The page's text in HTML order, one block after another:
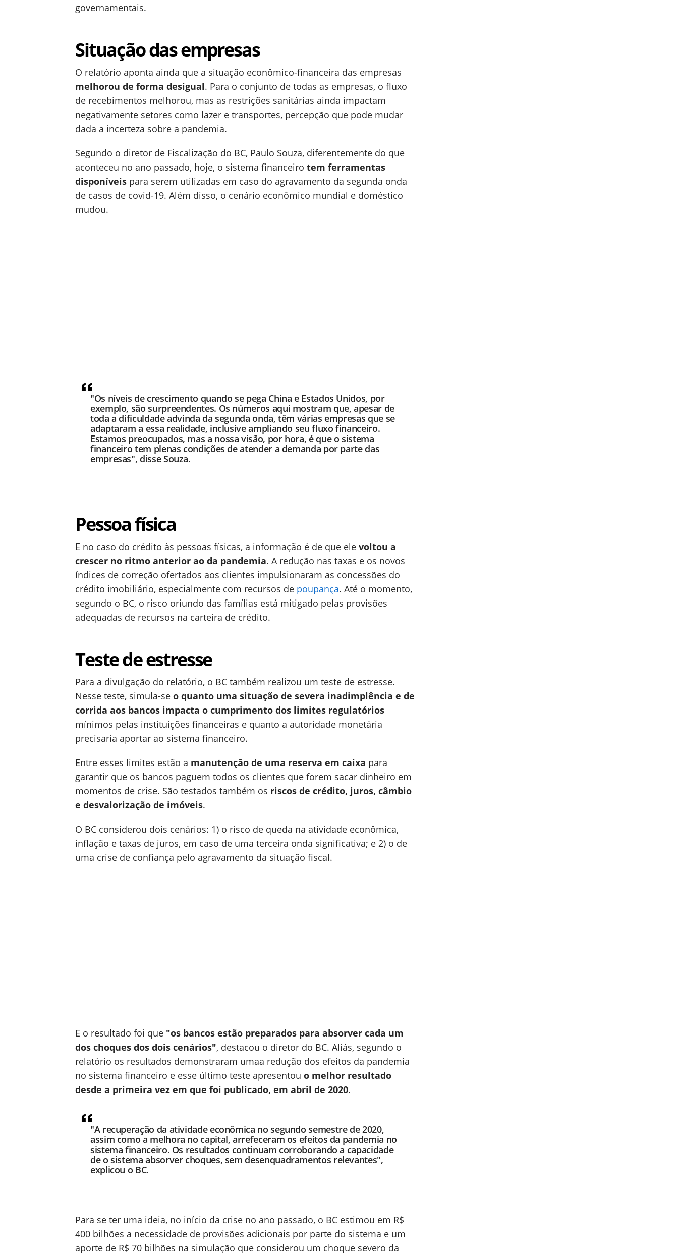
governamentais.
Situação das empresas
O relatório aponta ainda que a situação econômico-financeira das empresas
melhorou de forma desigual. Para o conjunto de todas as empresas, o fluxo
de recebimentos melhorou, mas as restrições sanitárias ainda impactam
negativamente setores como lazer e transportes, percepção que pode mudar
dada a incerteza sobre a pandemia.
Segundo o diretor de Fiscalização do BC, Paulo Souza, diferentemente do que
aconteceu no ano passado, hoje, o sistema financeiro tem ferramentas
disponíveis para serem utilizadas em caso do agravamento da segunda onda
de casos de covid-19. Além disso, o cenário econômico mundial e doméstico
mudou.
"Os níveis de crescimento quando se pega China e Estados Unidos, por
exemplo, são surpreendentes. Os números aqui mostram que, apesar de
toda a dificuldade advinda da segunda onda, têm várias empresas que se
adaptaram a essa realidade, inclusive ampliando seu fluxo financeiro.
Estamos preocupados, mas a nossa visão, por hora, é que o sistema
financeiro tem plenas condições de atender a demanda por parte das
empresas", disse Souza.
Pessoa física
E no caso do crédito às pessoas físicas, a informação é de que ele voltou a
crescer no ritmo anterior ao da pandemia. A redução nas taxas e os novos
índices de correção ofertados aos clientes impulsionaram as concessões do
crédito imobiliário, especialmente com recursos de poupança. Até o momento,
segundo o BC, o risco oriundo das famílias está mitigado pelas provisões
adequadas de recursos na carteira de crédito.
Teste de estresse
Para a divulgação do relatório, o BC também realizou um teste de estresse.
Nesse teste, simula-se o quanto uma situação de severa inadimplência e de
corrida aos bancos impacta o cumprimento dos limites regulatórios
mínimos pelas instituições financeiras e quanto a autoridade monetária
precisaria aportar ao sistema financeiro.
Entre esses limites estão a manutenção de uma reserva em caixa para
garantir que os bancos paguem todos os clientes que forem sacar dinheiro em
momentos de crise. São testados também os riscos de crédito, juros, câmbio
e desvalorização de imóveis.
O BC considerou dois cenários: 1) o risco de queda na atividade econômica,
inflação e taxas de juros, em caso de uma terceira onda significativa; e 2) o de
uma crise de confiança pelo agravamento da situação fiscal.
E o resultado foi que "os bancos estão preparados para absorver cada um
dos choques dos dois cenários", destacou o diretor do BC. Aliás, segundo o
relatório os resultados demonstraram umaa redução dos efeitos da pandemia
no sistema financeiro e esse último teste apresentou o melhor resultado
desde a primeira vez em que foi publicado, em abril de 2020.
"A recuperação da atividade econômica no segundo semestre de 2020,
assim como a melhora no capital, arrefeceram os efeitos da pandemia no
sistema financeiro. Os resultados continuam corroborando a capacidade
de o sistema absorver choques, sem desenquadramentos relevantes",
explicou o BC.
Para se ter uma ideia, no início da crise no ano passado, o BC estimou em R$
400 bilhões a necessidade de provisões adicionais por parte do sistema e um
aporte de R$ 70 bilhões na simulação que considerou um choque severo da